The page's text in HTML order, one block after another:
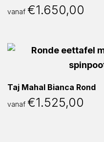
vanaf €1.650,00
Taj Mahal Bianca Rond
vanaf €1.525,00